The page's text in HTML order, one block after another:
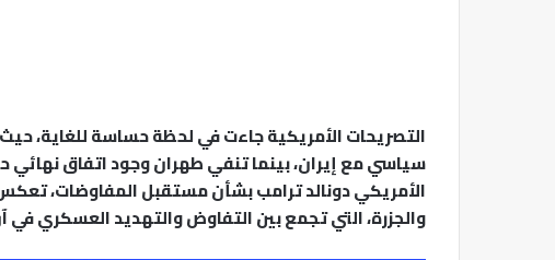
التصريحات الأمريكية جاءت في لحظة حساسة للغاية،
سياسي مع إيران، بينما تنفي طهران وجود اتفاق نهائي
الأمريكي دونالد ترامب بشأن مستقبل المفاوضات،
والجزرة، التي تجمع بين التفاوض والتهديد العسكري في